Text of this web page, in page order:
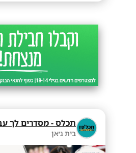
בית ג׳אן